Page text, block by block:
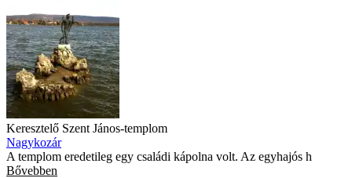
Keresztelő Szent János-templom
Nagykozár
A templom eredetileg egy családi kápolna volt. Az egyhajós h
Bővebben